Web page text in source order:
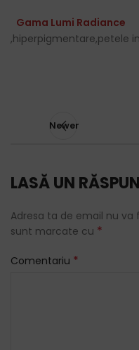
Gama Lumi Radiance
,hiperpigmentare,petele
Newer
LASĂ UN
Adresa ta de email nu va
sunt marcate cu *
Comentariu *